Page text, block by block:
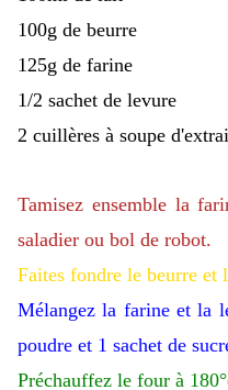
100g de beurre
125g de farine
1/2 sachet de levure
2 cuillères à soupe
Tamisez ensemble la
saladier ou bol de robot.
Faites fondre le beurre et
Mélangez la farine et la
poudre et 1 sachet de
Préchauffez le four à